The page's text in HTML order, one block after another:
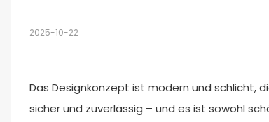
2025-10-22
Das Designkonzept ist modern und schlicht,
sicher und zuverlässig – und es ist sowohl